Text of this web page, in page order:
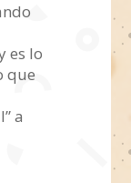
es lo
que
a